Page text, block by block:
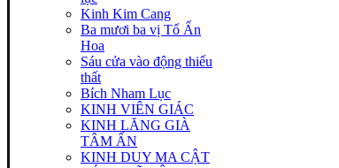
Kinh Kim Cang
Ba mươi ba vị Tổ Ấn
Hoa
Sáu cửa vào động thiếu
thất
Bích Nham Lục
KINH VIÊN GIÁC
KINH LĂNG GIÀ
TÂM ẤN
KINH DUY MA CẬT